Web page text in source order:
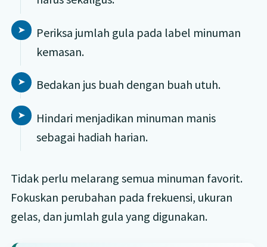
Periksa jumlah gula pada label minuman
kemasan.
Bedakan jus buah dengan buah utuh.
Hindari menjadikan minuman manis
sebagai hadiah harian.
Tidak perlu melarang semua minuman favorit.
Fokuskan perubahan pada frekuensi, ukuran
gelas, dan jumlah gula yang digunakan.